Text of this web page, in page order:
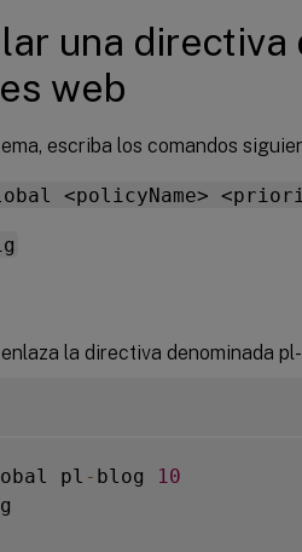
una
web
escriba los comandos
<policyName>
la directiva denominada
pl - blog
10